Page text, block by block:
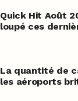
Quick Hit Août
loupé ces
La quantité de
les aéroports